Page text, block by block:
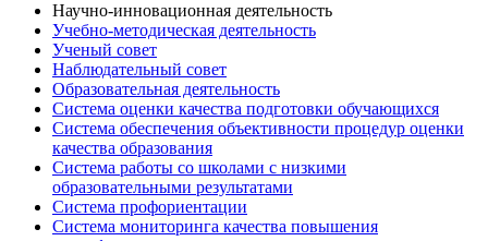
Научно-инновационная деятельность
Учебно-методическая деятельность
Ученый совет
Наблюдательный совет
Образовательная деятельность
Система оценки качества подготовки обучающихся
Система обеспечения объективности процедур оценки
качества образования
Система работы со школами с низкими
образовательными результатами
Система профориентации
Система мониторинга качества повышения